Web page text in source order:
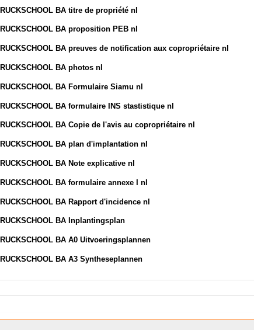
BA titre de propriété nl
BA proposition PEB nl
BA preuves de notification aux copropriétaire nl
BA photos nl
BA Formulaire Siamu nl
BA formulaire INS stastistique nl
BA Copie de l'avis au copropriétaire nl
BA plan d'implantation nl
BA Note explicative nl
BA formulaire annexe I nl
BA Rapport d'incidence nl
BA Inplantingsplan
BA A0 Uitvoeringsplannen
BA A3 Syntheseplannen